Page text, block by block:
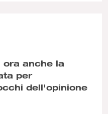
ora anche la
per
dell'opinione